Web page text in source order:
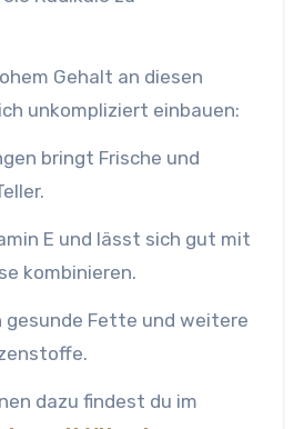
Gehalt an diesen
unkompliziert einbauen:
bringt Frische und
E und lässt sich gut mit
kombinieren.
gesunde Fette und weitere
dazu findest du im